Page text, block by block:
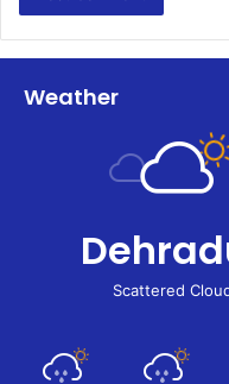
Weather
Scattered